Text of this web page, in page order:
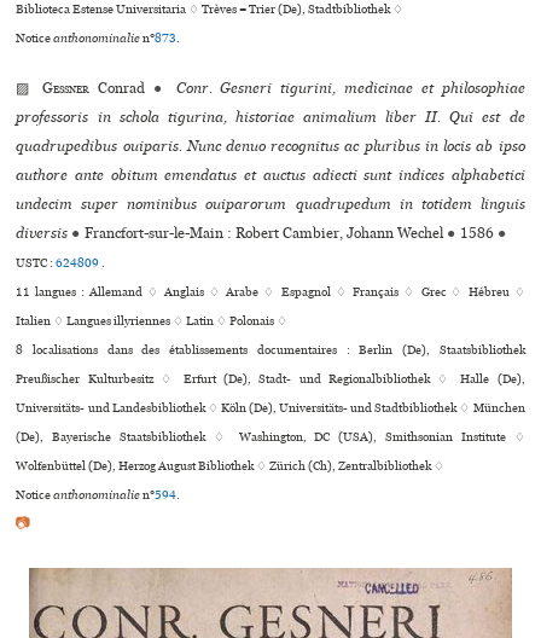
Biblioteca Estense Universitaria ♢ Trèves = Trier (De), Stadtbibliothek ♢
Noticeanthonominalien°873.
▨Gessner Conrad ●
Conr. Gesneri tigurini, medicinae et philosophiae
professoris in schola tigurina, historiae animalium liber II. Qui est de
quadrupedibus ouiparis. Nunc denuo recognitus ac pluribus in locis ab ipso
authore ante obitum emendatus et auctus adiecti sunt indices alphabetici
undecim super nominibus ouiparorum quadrupedum in totidem linguis
diversis ● Francfort-sur-le-Main : Robert Cambier, Johann Wechel ● 1586 ●
USTC :624809.
11 langues :Allemand ♢Anglais ♢Arabe ♢ Espagnol ♢Français ♢ Grec ♢ Hébreu ♢
Italien ♢Langues illyriennes ♢Latin ♢Polonais ♢
8 localisations dans des établissements documentaires : Berlin (De), Staatsbibliothek
Preußischer Kulturbesitz ♢ Erfurt (De), Stadt- und Regionalbibliothek ♢ Halle (De),
Universitäts- und Landesbibliothek ♢ Köln (De), Universitäts- und Stadtbibliothek ♢ München
(De), Bayerische Staatsbibliothek ♢ Washington, DC (USA), Smithsonian Institute ♢
Wolfenbüttel (De), Herzog August Bibliothek ♢ Zürich (Ch), Zentralbibliothek ♢
Noticeanthonominalien°594.
📷